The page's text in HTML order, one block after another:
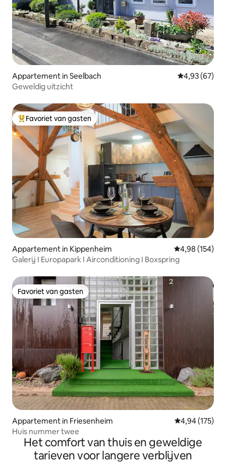
Appartement in Seelbach Gemiddelde
4,93 (67)
Geweldig uitzicht
Topfavoriet van gasten
Favoriet van gasten
Appartement in Kippenheim Gemiddelde
4,98 (154)
Galerij I Europapark I Airconditioning I Boxspring
Favoriet van gasten
Favoriet van gasten
Appartement in Friesenheim Gemiddelde
4,94 (175)
Huis nummer twee
Het comfort van thuis en geweldige
tarieven voor langere verblijven